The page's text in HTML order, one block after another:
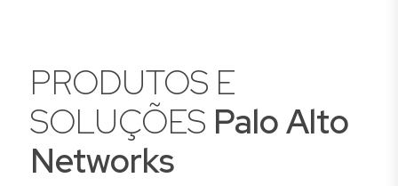
PRODUTOS E
SOLUÇÕES Palo Alto
Networks